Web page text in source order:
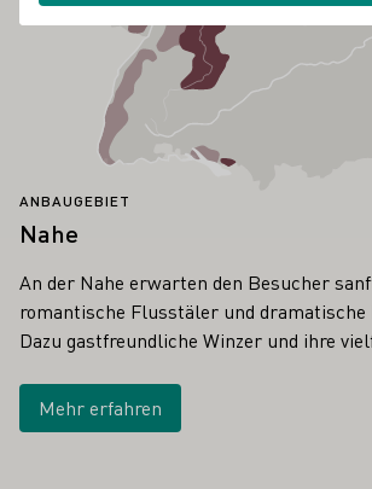
ANBAUGEBIET
Nahe
An der Nahe erwarten den Besucher
romantische Flusstäler und dramatische
Dazu gastfreundliche Winzer und ihre
Mehr erfahren